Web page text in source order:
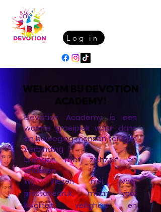
Log in
WELKOM BIJ DEVOTION
ACADEMY!
Devotion Academy is een
warme groeiplek waar dans
en beweging mensen terug in
verbinding
brengen met zichzelf en
anderen.
Wij kiezen niet voor
prestatiedruk, maar voor
kwaliteit, veiligheid en